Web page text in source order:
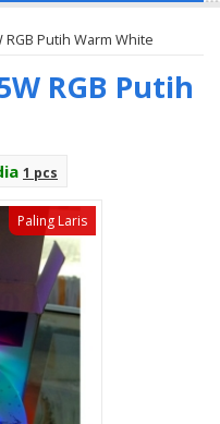
Putih Warm White
RGB Putih
1 pcs
Paling Laris